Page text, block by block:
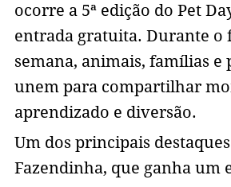
ocorre a 5ª edição do Pet
entrada gratuita. Durante o
semana, animais, famílias e
unem para compartilhar
aprendizado e diversão.
Um dos principais
Fazendinha, que ganha um